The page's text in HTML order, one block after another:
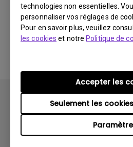
technologies non essentielles.
personnaliser vos réglages de
Pour en savoir plus, veuillez
les cookies et notre Politique de
Seulement les
Accepter les
Version:
Aperçu